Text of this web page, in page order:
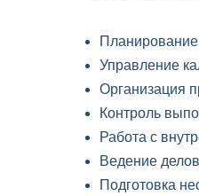
Планирование
Управление
Организация
Контроль
Работа с
Ведение
Подготовка